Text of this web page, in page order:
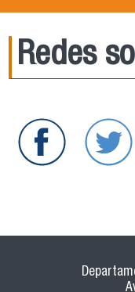
Redes